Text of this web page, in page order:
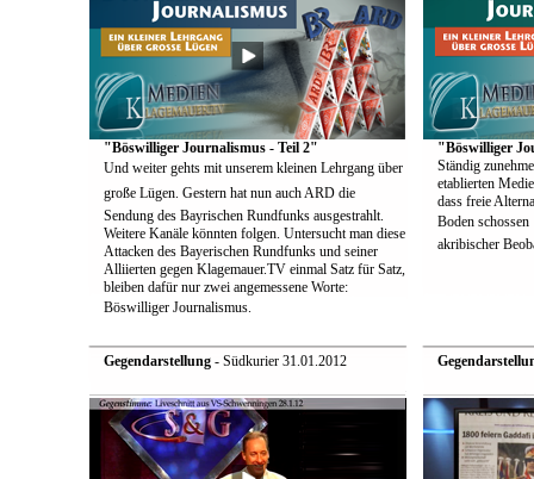
"Böswilliger Journalismus - Teil 2"
Und weiter gehts mit unserem kleinen Lehrgang über
große Lügen. Gestern hat nun auch ARD die
Sendung des Bayrischen Rundfunks ausgestrahlt.
Weitere Kanäle könnten folgen. Untersucht man diese
Attacken des Bayerischen Rundfunks und seiner
Alliierten gegen Klagemauer.TV einmal Satz für Satz,
bleiben dafür nur zwei angemessene Worte:
Böswilliger Journalismus.
"Böswilliger
Ständig
etablierten
dass freie
Boden schossen
akribischer
Gegendarstellung- Südkurier 31.01.2012